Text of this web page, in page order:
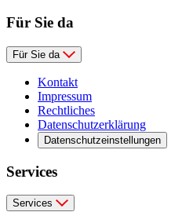
Für Sie da
Für Sie da
Kontakt
Impressum
Rechtliches
Datenschutzerklärung
Datenschutzeinstellungen
Services
Services